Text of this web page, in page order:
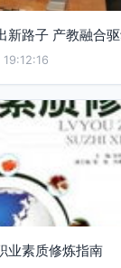
新路子 产教融合
业素质修炼指南